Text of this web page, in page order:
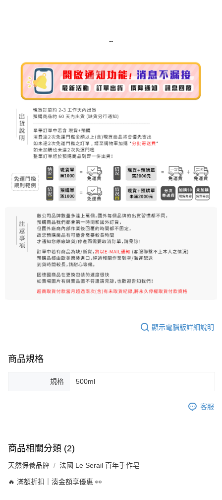
--
顯示電腦版詳細說明
商品規格
規格 500ml
客服
商品相關分類 (2)
天然保養品牌 法國 Le Serail 百年手作皂
🔥 滿額折扣｜湊金額享優惠 👀